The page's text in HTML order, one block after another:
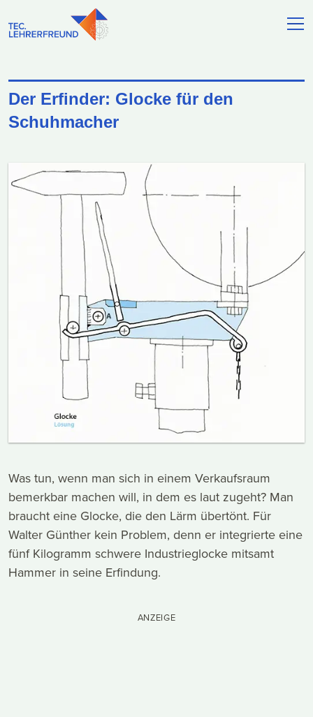
Der Erfinder: Glocke für den
Schuhmacher
Was tun, wenn man sich in einem Verkaufsraum
bemerkbar machen will, in dem es laut zugeht? Man
braucht eine Glocke, die den Lärm übertönt. Für
Walter Günther kein Problem, denn er integrierte eine
fünf Kilogramm schwere Industrieglocke mitsamt
Hammer in seine Erfindung.
ANZEIGE